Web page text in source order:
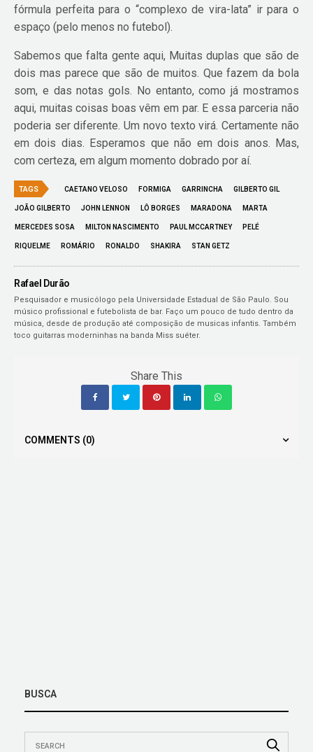
fórmula perfeita para o “complexo de vira-lata” ir para o
espaço (pelo menos no futebol).
Sabemos que falta gente aqui, Muitas duplas que são de
dois mas parece que são de muitos. Que fazem da bola
som, e das notas gols. No entanto, como já mostramos
aqui, muitas coisas boas vêm em par. E essa parceria não
poderia ser diferente. Um novo texto virá. Certamente não
em dois dias. Esperamos que não em dois anos. Mas,
com certeza, em algum momento dobrado por aí.
TAGS CAETANO VELOSO FORMIGA GARRINCHA GILBERTO GIL
JOÃO GILBERTO JOHN LENNON LÔ BORGES MARADONA MARTA
MERCEDES SOSA MILTON NASCIMENTO PAUL MCCARTNEY PELÉ
RIQUELME ROMÁRIO RONALDO SHAKIRA STAN GETZ
Rafael Durão
Pesquisador e musicólogo pela Universidade Estadual de São Paulo. Sou
músico profissional e futebolista de bar. Faço um pouco de tudo dentro da
música, desde de produção até composição de musicas infantis. Também
toco guitarras moderninhas na banda Miss suéter.
Share This
COMMENTS (0)
BUSCA